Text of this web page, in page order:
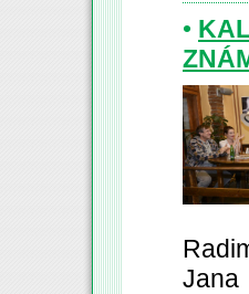
•
Jana